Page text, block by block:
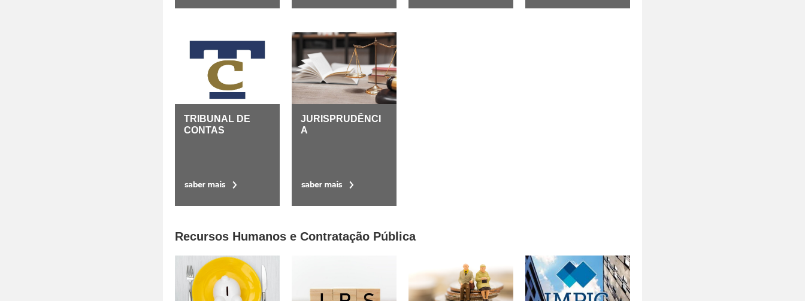
TRIBUNAL DE
CONTAS
JURISPRUDÊNCI
A
Recursos Humanos e Contratação Pública